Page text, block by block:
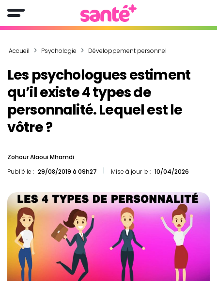
Accueil Psychologie Développement personnel
Les psychologues estiment
qu’il existe 4 types de
personnalité. Lequel est le
vôtre ?
Zohour Alaoui Mhamdi
Publié le : 29/08/2019 à 09h27 Mise à jour le : 10/04/2026